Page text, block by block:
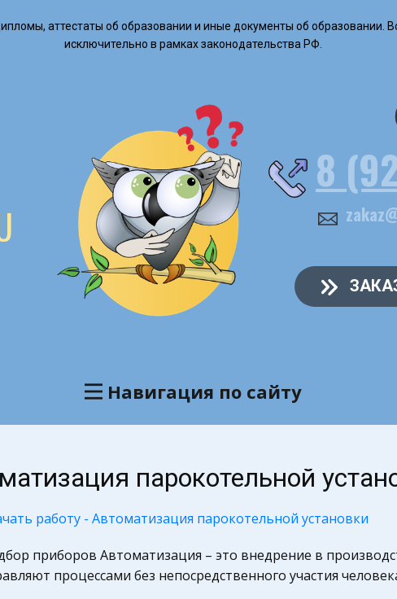
аттестаты об образовании и иные документы об образовании.
исключительно в рамках законодательства РФ.
8
Навигация по сайту
парокотельной
работу - Автоматизация парокотельной установки
приборов Автоматизация – это внедрение в
процессами без непосредственного участия